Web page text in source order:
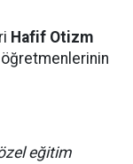
Hafif Otizm
eğitim